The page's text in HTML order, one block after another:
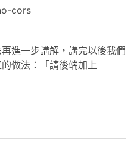
cors
進一步講解，講完以後我們
做法：「請後端加上